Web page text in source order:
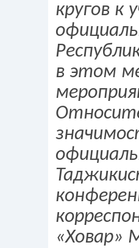
кругов к
в этом
«Ховар»